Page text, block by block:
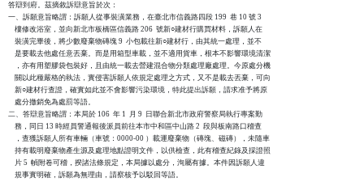
答辯到府。茲摘敘訴辯意旨於次：
一、訴願意旨略謂：訴願人從事裝潢業務，在臺北市信義路四段 199  巷 10 號 3
    樓修改浴室，並向新北市板橋區信義路 206  號新○建材行購買材料，訴願人在
    裝潢完畢後，將少數廢棄物磚塊 9  小包載往新○建材行，由其統一處理，並不
    是要載去他處任意丟棄。而是用箱型車載，並不適用貨車，根本不影響環境清潔
    ，亦有用塑膠袋包裝好，且由統一載去營建混合物分類處理廠處理。今原處分機
    關以此種嚴格的執法，實侵害訴願人依規定處理之方式，又不是載去丟棄，可向
    新○建材行查證，確實如此並不會影響污染環境，特此提出訴願，請求准予將原
    處分撤銷免為處罰等語。
二、答辯意旨略謂：本局於 106  年 1  月 9  日聯合新北市政府警察局執行專案勤
    務，同日 13 時經員警通報後派員前往本市中和區中山路 2  段與板南路口稽查
    ，查獲訴願人所有車輛（車號：0000-00 ）載運廢棄物（磚塊、磁磚），未隨車
    持有載明廢棄物產生源及處理地點證明文件，以供檢查，此有稽查紀錄及採證照
    片 5  幀附卷可稽，揆諸法條規定，本局據以處分，洵屬有據。本件因訴願人違
    規事實明確，訴願為無理由，請察核予以駁回等語。